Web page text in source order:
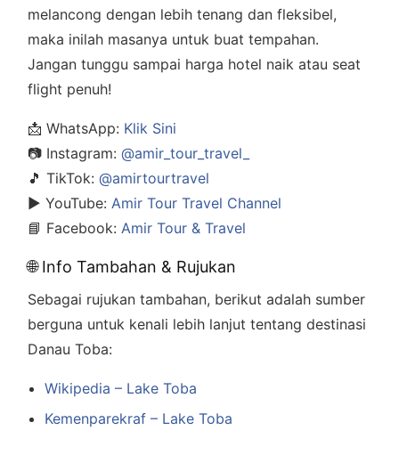
melancong dengan lebih tenang dan fleksibel,
maka inilah masanya untuk buat tempahan.
Jangan tunggu sampai harga hotel naik atau seat
flight penuh!
📩 WhatsApp: Klik Sini
📷 Instagram: @amir_tour_travel_
🎵 TikTok: @amirtourtravel
▶️ YouTube: Amir Tour Travel Channel
📘 Facebook: Amir Tour & Travel
🌐 Info Tambahan & Rujukan
Sebagai rujukan tambahan, berikut adalah sumber
berguna untuk kenali lebih lanjut tentang destinasi
Danau Toba:
Wikipedia – Lake Toba
Kemenparekraf – Lake Toba